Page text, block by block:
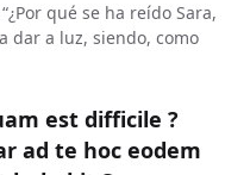
qué se ha reído Sara,
dar a luz, siendo, como
est difficile ?
ad te hoc eodem